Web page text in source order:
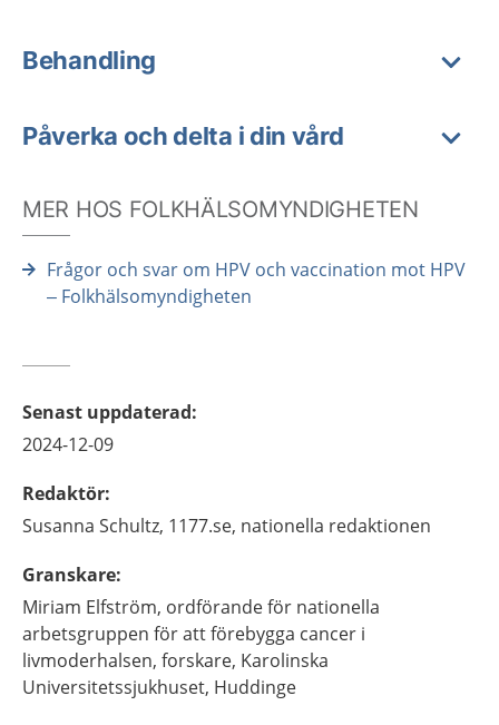
Behandling
Påverka och delta i din vård
MER HOS FOLKHÄLSOMYNDIGHETEN
Frågor och svar om HPV och vaccination mot HPV
– Folkhälsomyndigheten
Senast uppdaterad:
2024-12-09
Redaktör:
Susanna Schultz, 1177.se, nationella redaktionen
Granskare:
Miriam Elfström, ordförande för nationella
arbetsgruppen för att förebygga cancer i
livmoderhalsen, forskare, Karolinska
Universitetssjukhuset, Huddinge